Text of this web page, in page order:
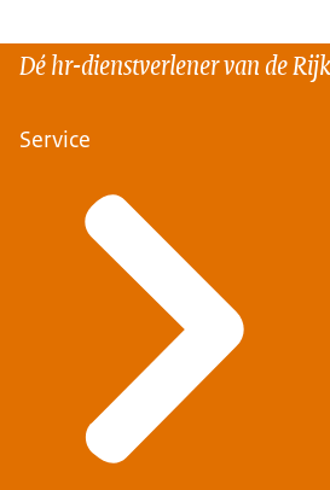
Dé hr-dienstverlener van de
Service